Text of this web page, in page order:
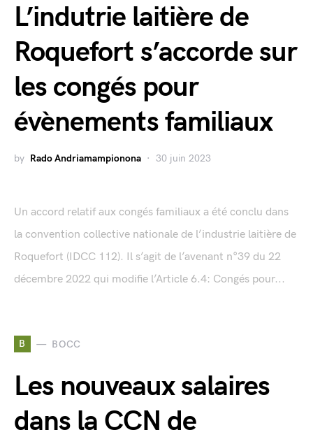
L’indutrie laitière de
Roquefort s’accorde sur
les congés pour
évènements familiaux
by Rado Andriamampionona 30 juin 2023
Un accord relatif aux congés familiaux a été conclu dans
la convention collective nationale de l’industrie laitière de
Roquefort (IDCC 112). Il s’agit de l’avenant n°39 du 22
décembre 2022 qui modifie l’Article 6.4: Congés pour...
B BOCC
Les nouveaux salaires
dans la CCN de